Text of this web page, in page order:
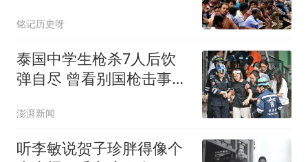
铭记历史呀
泰国中学生枪杀7人后饮
弹自尽 曾看别国枪击事件
澎湃新闻
听李敏说贺子珍胖得像个